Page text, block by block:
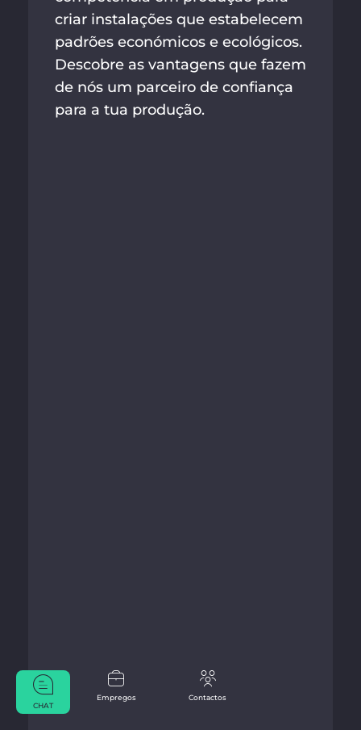
Empregos
Contactos
CHAT
criar instalações que estabelecem
padrões económicos e ecológicos.
Descobre as vantagens que fazem
de nós um parceiro de confiança
para a tua produção.